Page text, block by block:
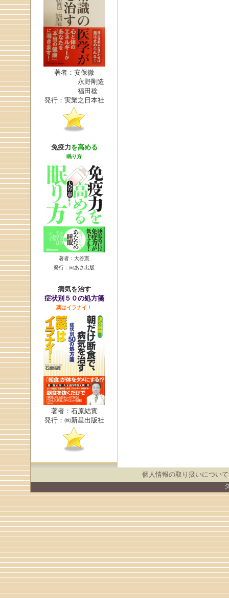
著者：安保徹
永野剛造
福田稔
発行：実業之日本社
免疫力を高める
眠り方
著者：大谷憲
発行：㈱あさ出版
病気を治す
症状別５０の処方箋
薬はイラナイ！
著者：石原結實
発行：㈱新星出版社
個人情報の取り扱いについて